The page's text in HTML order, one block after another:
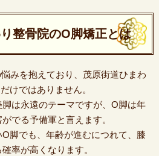
整骨院のO脚矯正とは
みを抱えており、茂原街道ひまわ
けではありません。
は永遠のテーマですが、O脚は年
でる予備軍と言えます。
脚でも、年齢が進むにつれて、膝
率が高くなります。